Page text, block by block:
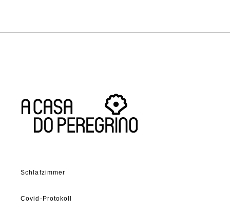
Schlafzimmer
Covid-Protokoll